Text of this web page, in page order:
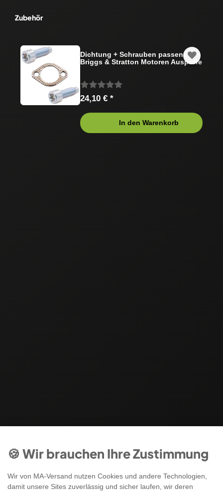
Zubehör
Dichtung + Schrauben passend für
Briggs & Stratton Motoren Auspuffe
24,10 € *
In den Warenkorb
🍪 Wir brauchen Ihre Zustimmung
Wir von MA-Versand nutzen Cookies und andere Technologien,
damit unsere Sites zuverlässig und sicher laufen, wir deren